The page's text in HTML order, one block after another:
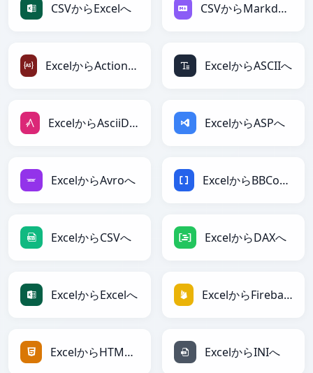
CSVからExcelへ CSVからMarkdownへ
ExcelからActionScriptへ ExcelからASCIIへ
ExcelからAsciiDocへ ExcelからASPへ
ExcelからAvroへ ExcelからBBCodeへ
ExcelからCSVへ ExcelからDAXへ
ExcelからExcelへ ExcelからFirebaseへ
ExcelからHTMLへ ExcelからINIへ